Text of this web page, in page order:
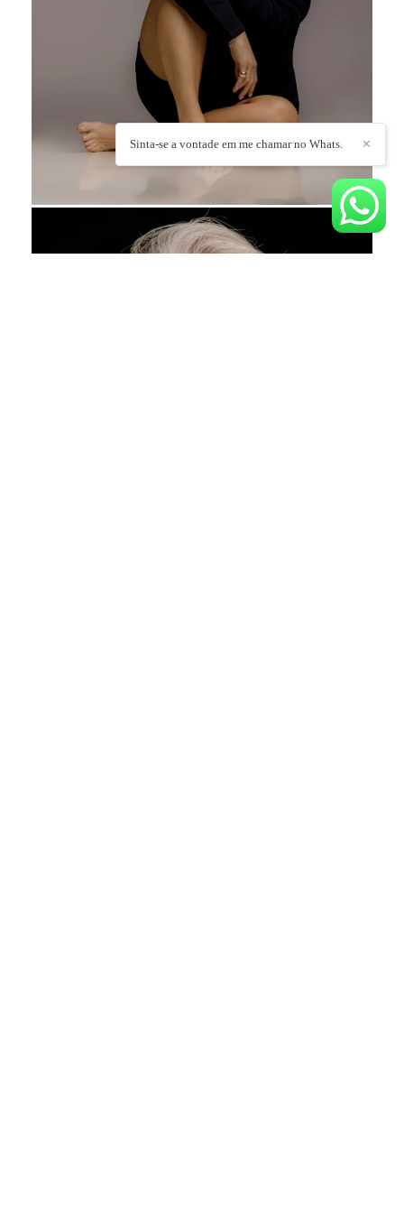
✕
Sinta-se a vontade em me chamar no Whats.